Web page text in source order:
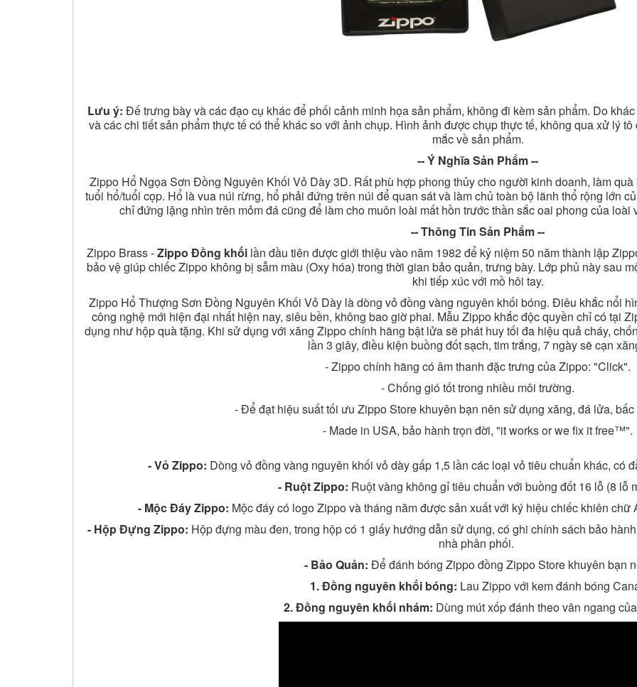
Lưu ý: Đế trưng bày và các đạo cụ khác để phối cảnh minh họa sản phẩm, không đi kèm sản phẩm. Do
và các chi tiết sản phẩm thực tế có thể khác so với ảnh chụp. Hình ảnh được chụp thực tế, không qua xử lý
mắc về sản phẩm.
-- Ý Nghĩa Sản Phẩm --
Zippo Hổ Ngọa Sơn Đồng Nguyên Khối Vỏ Dày 3D. Rất phù hợp phong thủy cho người kinh doanh, làm
tuổi hổ/tuổi cọp. Hổ là vua núi rừng, hổ phải đứng trên núi để quan sát và làm chủ toàn bộ lãnh thổ rộng lớn
chỉ đứng lặng nhìn trên mỏm đá cũng để làm cho muôn loài mất hồn trước thần sắc oai phong của
-- Thông Tin Sản Phẩm --
Zippo Brass -Zippo Đồng khối lần đầu tiên được giới thiệu vào năm 1982 để kỷ niệm 50 năm thành lập
bảo vệ giúp chiếc Zippo không bị sẫm màu (Oxy hóa) trong thời gian bảo quản, trưng bày. Lớp phủ này sau
khi tiếp xúc với mồ hôi tay.
Zippo Hổ Thượng Sơn Đồng Nguyên Khối Vỏ Dày là dòng vỏ đồng vàng nguyên khối bóng. Điêu khắc nổi
công nghệ mới hiện đại nhất hiện nay, siêu bền, không bao giờ phai. Mẫu Zippo khắc độc quyền chỉ có tại
dụng như hộp quà tặng. Khi sử dụng với xăng Zippo chính hãng bật lửa sẽ phát huy tối đa hiệu quả cháy,
lần 3 giây, điều kiện buồng đốt sạch, tim trắng, 7 ngày sẽ cạn
- Zippo chính hãng có âm thanh đặc trưng của Zippo: "Click".
- Chống gió tốt trong nhiều môi trường.
- Để đạt hiệu suất tối ưu Zippo Store khuyên bạn nên sử dụng xăng, đá lửa,
- Made in USA, bảo hành trọn đời, "it works or we fix it free™".
- Vỏ Zippo: Dòng vỏ đồng vàng nguyên khối vỏ dày gấp 1,5 lần các loại vỏ tiêu chuẩn khác, có
- Ruột Zippo: Ruột vàng không gỉ tiêu chuẩn với buồng đốt 16 lỗ (8 lỗ
- Mộc Đáy Zippo: Mộc đáy có logo Zippo và tháng năm được sản xuất với ký hiệu chiếc khiên chữ
- Hộp Đựng Zippo: Hộp đựng màu đen, trong hộp có 1 giấy hướng dẫn sử dụng, có ghi chính sách bảo
nhà phân phối.
- Bảo Quản: Để đánh bóng Zippo đồng Zippo Store khuyên bạn
1. Đồng nguyên khối bóng: Lau Zippo với kem đánh bóng
2. Đồng nguyên khối nhám: Dùng mút xốp đánh theo vân ngang